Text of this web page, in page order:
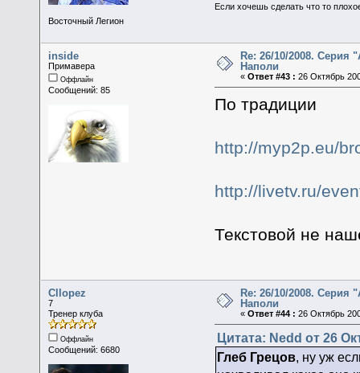
Восточный Легион
Если хочешь сделать что то
inside
Примавера
Оффлайн
Сообщений: 85
Re: 26/10/2008. Серия
Наполи
«Ответ #43 : 26 Октябрь
По традиции
http://myp2p.eu/
http://livetv.ru/
Текстовой не
Cllopez
7
Тренер клуба
Оффлайн
Сообщений: 6680
Re: 26/10/2008.
Наполи
«Ответ #44 : 26 Октябрь
Цитата: Nedd от 26
Глеб Грецов, ну уж